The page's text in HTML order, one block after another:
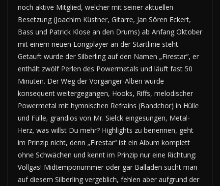
noch aktive Mitglied, welcher mit seiner aktuellen
Besetzung (Joachim Küstner, Gitarre, Jan Sören Eckert,
Bass und Patrick Klose an den Drums) ab Anfang Oktober
mit einem neuen Longplayer an der Startlinie steht.
Getauft wurde der Silberling auf den Namen „Firestar“, er
enthält zwölf Perlen des Powermetals und läuft fast 50
Minuten. Der Weg der Vorgänger-Alben wurde
konsequent weitergegangen, Hooks, Riffs, melodischer
Powermetal mit hymnischen Refrains (Bandchor) in Hülle
und Fülle, grandios von Mr. Sielck eingesungen, Metal-
Herz, was willst Du mehr? Highlights zu benennen, geht
im Prinzip nicht, denn „Firestar“ ist ein Album komplett
ohne Schwächen und kennt im Prinzip nur eine Richtung:
Vollgas! Midtemponummer oder gar Balladen sucht man
auf diesem Silberling vergeblich, fehlen aber aufgrund der